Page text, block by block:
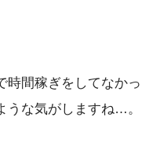
時間稼ぎをしてなかっ
うな気がしますね…。